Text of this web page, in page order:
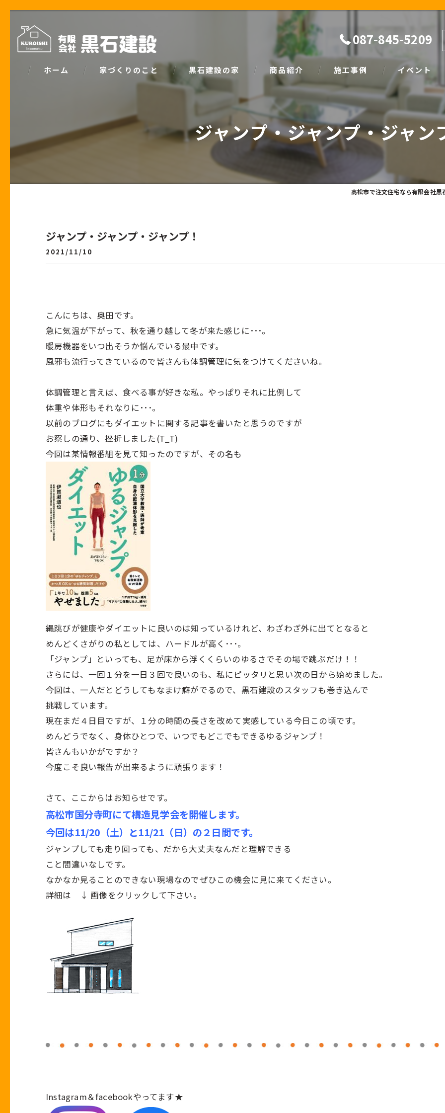
087-845-5209
ホーム 家づくりのこと
家づくりで大事な「お金の話」
黒石建設の家
パッシブデザイン
ZEH
安心の保証
商品紹介
natural
SIMPLE NOTE
施工事例 イベント
家づくり塾
ジャンプ・ジャンプ・ジャン
高松市で注文住宅なら有限会社黒
ジャンプ・ジャンプ・ジャンプ！
2021/11/10
こんにちは、奥田です。
急に気温が下がって、秋を通り越して冬が来た感じに･･･。
暖房機器をいつ出そうか悩んでいる最中です。
風邪も流行ってきているので皆さんも体調管理に気をつけてくださいね。
体調管理と言えば、食べる事が好きな私。やっぱりそれに比例して
体重や体形もそれなりに･･･。
以前のブログにもダイエットに関する記事を書いたと思うのですが
お察しの通り、挫折しました(T_T)
今回は某情報番組を見て知ったのですが、その名も
縄跳びが健康やダイエットに良いのは知っているけれど、わざわざ外に出てとなると
めんどくさがりの私としては、ハードルが高く･･･。
「ジャンプ」といっても、足が床から浮くくらいのゆるさでその場で跳ぶだけ！！
さらには、一回１分を一日３回で良いのも、私にピッタリと思い次の日から始めました。
今回は、一人だとどうしてもなまけ癖がでるので、黒石建設のスタッフも巻き込んで
挑戦しています。
現在まだ４日目ですが、１分の時間の長さを改めて実感している今日この頃です。
めんどうでなく、身体ひとつで、いつでもどこでもできるゆるジャンプ！
皆さんもいかがですか？
今度こそ良い報告が出来るように頑張ります！
さて、ここからはお知らせです。
高松市国分寺町にて構造見学会を開催します。
今回は11/20（土）と11/21（日）の２日間です。
ジャンプしても走り回っても、だから大丈夫なんだと理解できる
こと間違いなしです。
なかなか見ることのできない現場なのでぜひこの機会に見に来てください。
詳細は ↓ 画像をクリックして下さい。
Instagram＆facebookやってます★